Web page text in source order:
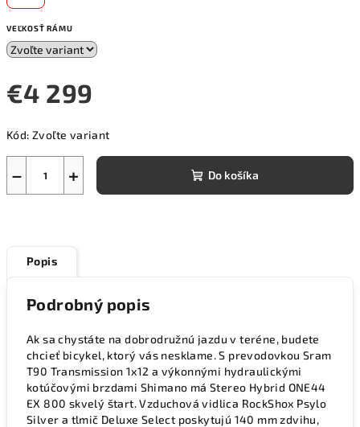
VEĽKOSŤ RÁMU
€4 299
cena:
Kód: Zvoľte variant
+
− Do košíka
Popis
Podrobný popis
Ak sa chystáte na dobrodružnú jazdu v teréne, budete
chcieť bicykel, ktorý vás nesklame. S prevodovkou Sram
T90 Transmission 1x12 a výkonnými hydraulickými
kotúčovými brzdami Shimano má Stereo Hybrid ONE44
EX 800 skvelý štart. Vzduchová vidlica RockShox Psylo
Silver a tlmič Deluxe Select poskytujú 140 mm zdvihu,